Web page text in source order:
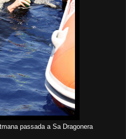
passada a Sa Dragonera